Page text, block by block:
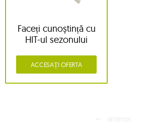
Faceți cunoștință cu
HIT-ul sezonului
ACCESAȚI OFERTA